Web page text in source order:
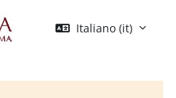
Italiano ‎(it)‎